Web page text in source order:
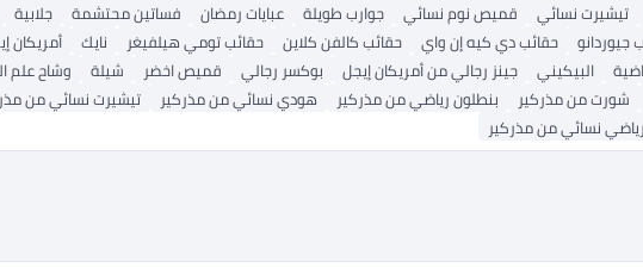
تيشيرت نسائي قميص نوم نسائي جوارب طويلة عبايات رمضان فساتين محتشمة جلابية
جيوردانو حقائب دي كيه إن واي حقائب كالفن كلاين حقائب تومي هيلفيغر نايك أمريكان
البيكيني جينز رجالي من أمريكان إيجل بوكسر رجالي قميص اخضر شيلة وشاح علم
شورت من مذركير بنطلون رياضي من مذركير هودي نسائي من مذركير تيشيرت نسائي من
نسائي من مذركير